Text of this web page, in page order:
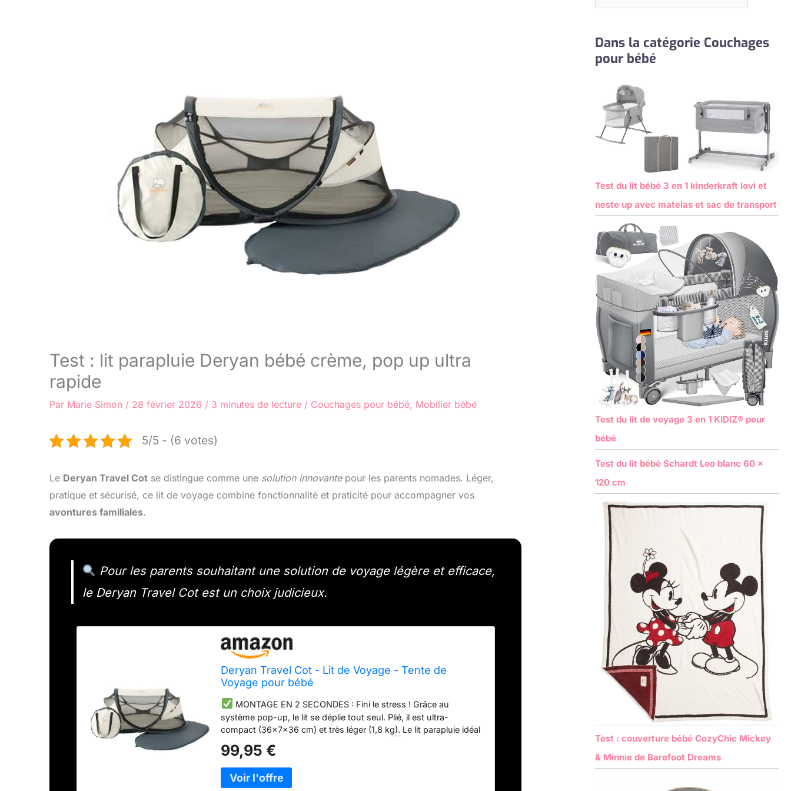
Test : lit parapluie Deryan bébé crème, pop up ultra
rapide
Par Marie Simon / 28 février 2026 / 3 minutes de lecture / Couchages pour bébé, Mobilier bébé
5/5 - (6 votes)
Le Deryan Travel Cot se distingue comme une solution innovantepour les parents nomades. Léger,
pratique et sécurisé, ce lit de voyage combine fonctionnalité et praticité pour accompagner vos
avontures familiales.
Pour les parents souhaitant une solution de voyage légère et efficace,
le Deryan Travel Cot est un choix judicieux.
Deryan Travel Cot - Lit de Voyage - Tente de
Voyage pour bébé
MONTAGE EN 2 SECONDES : Fini le stress ! Grâce au
système pop-up, le lit se déplie tout seul. Plié, il est ultra-
compact (36x7x36 cm) et très léger (1,8 kg). Le lit parapluie idéal
MOUSTIQUAIRE : Sommeil paisible à l'intérieur comme à
l'extérieur. La toile offre une protection anti-UV 50%. La
moustiquaire extra-fine (mailles < 1 mm) protège efficacement
99,95 €
Dans la catégorie Couchages
pour bébé
Test du lit bébé 3 en 1 kinderkraft lovi et
neste up avec matelas et sac de transport
Test du lit de voyage 3 en 1 KIDIZ® pour
bébé
Test du lit bébé Schardt Leo blanc 60 x
120 cm
Test : couverture bébé CozyChic Mickey
& Minnie de Barefoot Dreams